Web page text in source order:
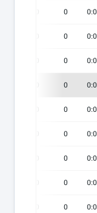
0:0
0
0:0
0
0:0
0
0:0
0
0:0
0
0:0
0
0:0
0
0:0
0
0:0
0